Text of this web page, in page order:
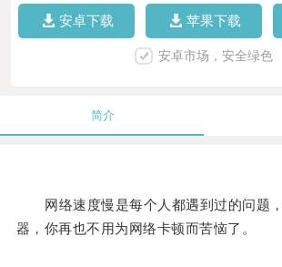
安卓下载 苹果下载
安卓市场，安全绿色
简介
网络速度慢是每个人都遇到过的问题
器，你再也不用为网络卡顿而苦恼了。